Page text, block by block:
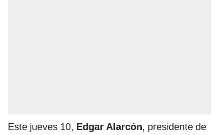
Este jueves 10, Edgar Alarcón, presidente de